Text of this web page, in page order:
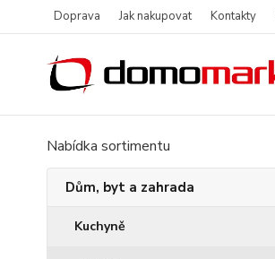
Doprava Jak nakupovat Kontakty
Nabídka sortimentu
Dům, byt a zahrada
Kuchyně